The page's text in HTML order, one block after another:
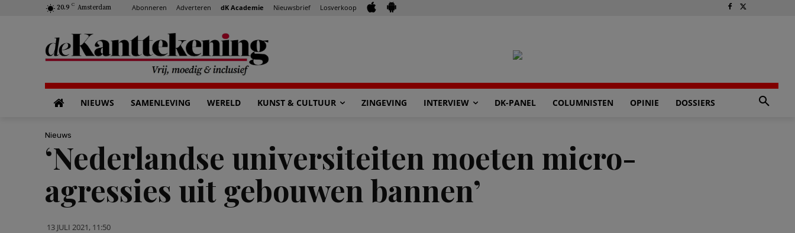
20.9 C Amsterdam Abonneren Adverteren dK Academie Nieuwsbrief Losverkoop
NIEUWS SAMENLEVING WERELD KUNST & CULTUUR ZINGEVING INTERVIEW DK-PANEL COLUMNISTEN OPINIE DOSSIERS
Nieuws
‘Nederlandse universiteiten moeten micro-
agressies uit gebouwen bannen’
13 JULI 2021, 11:50